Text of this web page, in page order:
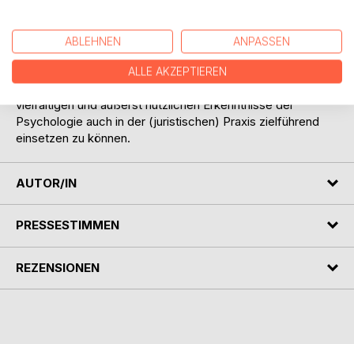
Schlüsselqualifikationen im weitesten Sinne. Der Verfasser
hat es gewagt, immer weiter in das für ihn zunächst
fremde, aber äußerst aufregende und fruchtbare Reich der
Psychologie einzudringen. Das schlichte Ziel: Die
vielfältigen und äußerst nützlichen Erkenntnisse der
Psychologie auch in der (juristischen) Praxis zielführend
einsetzen zu können.
AUTOR/IN
PRESSESTIMMEN
REZENSIONEN
ABLEHNEN ANPASSEN
ALLE AKZEPTIEREN